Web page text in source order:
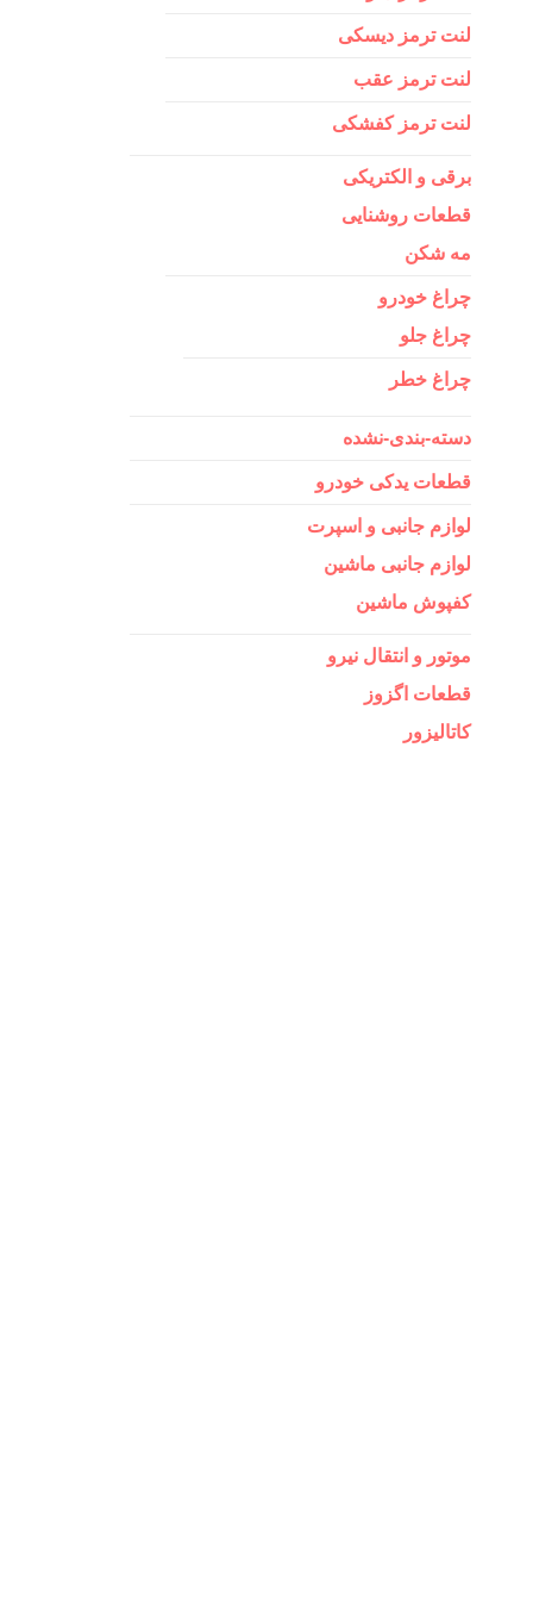
لنت ترمز دیسکی
لنت ترمز عقب
لنت ترمز کفشکی
برقی و الکتریکی
قطعات روشنایی
مه شکن
چراغ خودرو
چراغ جلو
چراغ خطر
دسته-بندی-نشده
قطعات یدکی خودرو
لوازم جانبی و اسپرت
لوازم جانبی ماشین
کفپوش ماشین
موتور و انتقال نیرو
قطعات اگزوز
کاتالیزور